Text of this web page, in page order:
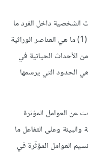
الشخصية داخل الفرد ما
إن تبدأ البيئة عملها. الأسئلة المعنية بالأمر هي: (1) ما هي العناصر الوراثية
الأحداث الحياتية في
وثقافية معينة؟ (2) ما هي الحدود التي يرسمها
عن العوامل المؤثرة
وعلى التفاعل ما
العوامل المؤثّرة في